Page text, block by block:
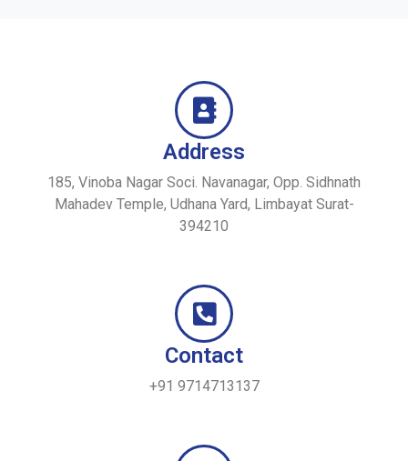
Address
185, Vinoba Nagar Soci. Navanagar, Opp. Sidhnath
Mahadev Temple, Udhana Yard, Limbayat Surat-
394210
Contact
+91 9714713137